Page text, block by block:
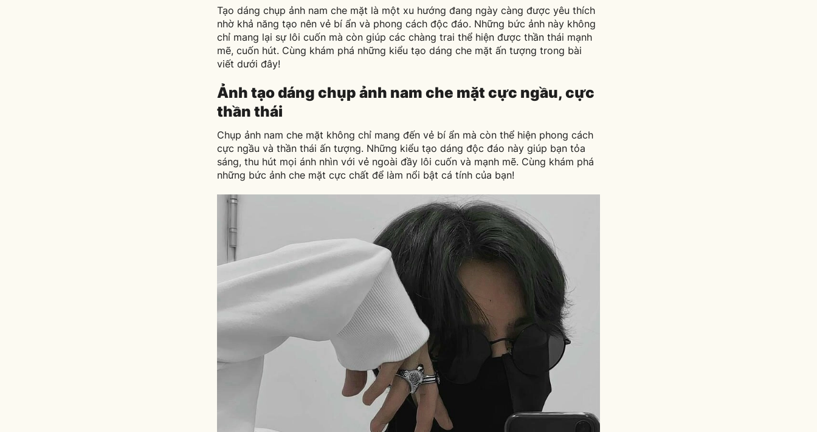
Tạo dáng chụp ảnh nam che mặt là một xu hướng đang ngày càng được yêu thích
nhờ khả năng tạo nên vẻ bí ẩn và phong cách độc đáo. Những bức ảnh này không
chỉ mang lại sự lôi cuốn mà còn giúp các chàng trai thể hiện được thần thái mạnh
mẽ, cuốn hút. Cùng khám phá những kiểu tạo dáng che mặt ấn tượng trong bài
viết dưới đây!
Ảnh tạo dáng chụp ảnh nam che mặt cực ngầu, cực
thần thái
Chụp ảnh nam che mặt không chỉ mang đến vẻ bí ẩn mà còn thể hiện phong cách
cực ngầu và thần thái ấn tượng. Những kiểu tạo dáng độc đáo này giúp bạn tỏa
sáng, thu hút mọi ánh nhìn với vẻ ngoài đầy lôi cuốn và mạnh mẽ. Cùng khám phá
những bức ảnh che mặt cực chất để làm nổi bật cá tính của bạn!